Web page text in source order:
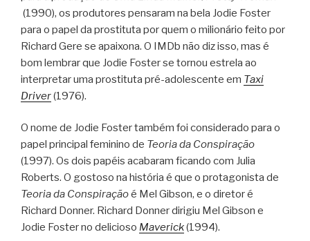
(1990), os produtores pensaram na bela Jodie Foster
para o papel da prostituta por quem o milionário feito por
Richard Gere se apaixona. O IMDb não diz isso, mas é
bom lembrar que Jodie Foster se tornou estrela ao
interpretar uma prostituta pré-adolescente em Taxi
Driver(1976).
O nome de Jodie Foster também foi considerado para o
papel principal feminino de Teoria da Conspiração
(1997). Os dois papéis acabaram ficando com Julia
Roberts. O gostoso na história é que o protagonista de
Teoria da Conspiraçãoé Mel Gibson, e o diretor é
Richard Donner. Richard Donner dirigiu Mel Gibson e
Jodie Foster no delicioso Maverick(1994).